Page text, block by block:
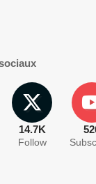
14.7K
Follow